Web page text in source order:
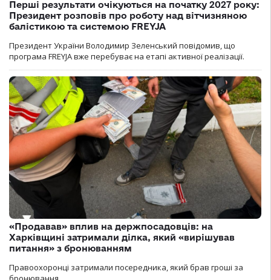
Перші результати очікуються на початку 2027 року:
Президент розповів про роботу над вітчизняною
балістикою та системою FREYJA
Президент України Володимир Зеленський повідомив, що
програма FREYJA вже перебуває на етапі активної реалізації.
«Продавав» вплив на держпосадовців: на
Харківщині затримали ділка, який «вирішував
питання» з бронюванням
Правоохоронці затримали посередника, який брав гроші за